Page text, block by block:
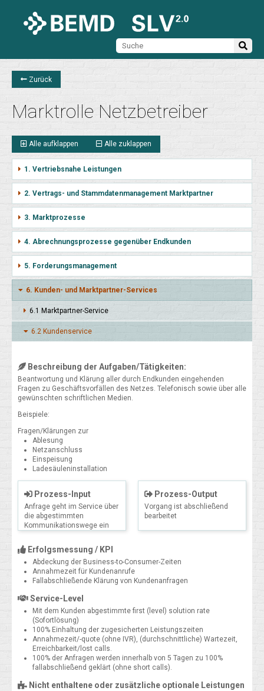
Zurück
Marktrolle Netzbetreiber
Alle aufklappen Alle zuklappen
1. Vertriebsnahe Leistungen
2. Vertrags- und Stammdatenmanagement Marktpartner
3. Marktprozesse
4. Abrechnungsprozesse gegenüber Endkunden
5. Forderungsmanagement
6. Kunden- und Marktpartner-Services
6.1 Markt­partner-Service
6.2 Kunden­service
Beschreibung der Aufgaben/Tätigkeiten:
Beantwortung und Klärung aller durch Endkunden eingehenden
Fragen zu Geschäftsvorfällen des Netzes. Telefonisch sowie über alle
gewünschten schriftlichen Medien.
Beispiele:
Fragen/Klärungen zur
Ablesung
Netzanschluss
Einspeisung
Ladesäuleninstallation
Prozess-Input
Anfrage geht im Service über
die abgestimmten
Kommunikationswege ein
Prozess-Output
Vorgang ist abschließend
bearbeitet
Erfolgsmessung / KPI
Abdeckung der Business-to-Consumer-Zeiten
Annahmezeit für Kundenanrufe
Fallabschließende Klärung von Kundenanfragen
Service-Level
Mit dem Kunden abgestimmte first (level) solution rate
(Sofortlösung)
100% Einhaltung der zugesicherten Leistungszeiten
Annahmezeit/-quote (ohne IVR), (durchschnittliche) Wartezeit,
Erreichbarkeit/lost calls.
100% der Anfragen werden innerhalb von 5 Tagen zu 100%
fallabschließend geklärt (ohne short calls).
Nicht enthaltene oder zusätzliche optionale Leistungen